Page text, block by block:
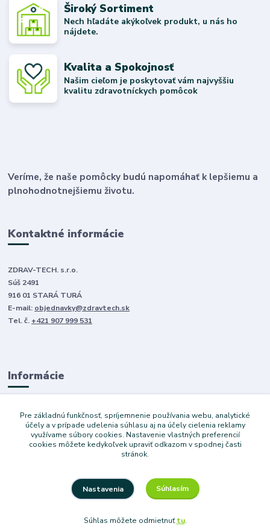
Široký Sortiment
Nech hľadáte akýkoľvek produkt, u nás ho
nájdete.
Kvalita a Spokojnosť
Našim cieľom je poskytovať vám najvyššiu
kvalitu zdravotníckych pomôcok
Veríme, že naše pomôcky budú napomáhať k lepšiemu a
plnohodnotnejšiemu životu.
Kontaktné informácie
ZDRAV-TECH. s.r.o.
Súš 2491
916 01 STARÁ TURÁ
E-mail: objednavky@zdravtech.sk
Tel. č. +421 907 999 531
Informácie
O nás
Obchodné podmienky
Ochrana súkromia
Služby
Vytvorené na
Eshop-rychlo.sk
Pre základnú funkčnosť, spríjemnenie používania webu, analytické
účely a v prípade udelenia súhlasu aj na účely cielenia reklamy
využívame súbory cookies. Nastavenie vlastných preferencií
cookies môžete kedykoľvek upraviť odkazom v spodnej časti
stránok.
Nastavenia Súhlasím
Súhlas môžete odmietnuťtu.